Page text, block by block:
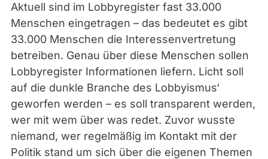
Aktuell sind im Lobbyregister fast 33.000
Menschen eingetragen – das bedeutet es gibt
33.000 Menschen die Interessenvertretung
betreiben. Genau über diese Menschen sollen
Lobbyregister Informationen liefern. Licht soll
auf die dunkle Branche des Lobbyismus‘
geworfen werden – es soll transparent werden,
wer mit wem über was redet. Zuvor wusste
niemand, wer regelmäßig im Kontakt mit der
Politik stand um sich über die eigenen Themen